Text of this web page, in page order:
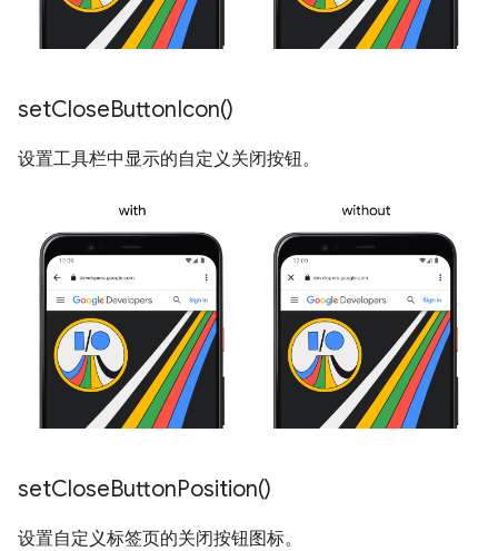
setCloseButtonIcon()
设置工具栏中显示的自定义关闭按钮。
setCloseButtonPosition()
设置自定义标签页的关闭按钮图标。